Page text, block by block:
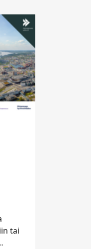
|
vahvat jo
vientiyrityksille
noin 66
kasvavan,
prosenttia odottaa